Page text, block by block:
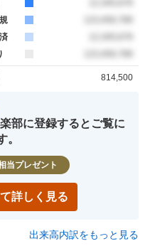
814,500
部に登録するとご覧に
。
当プレゼント
詳しく見る
出来高内訳をもっと見る